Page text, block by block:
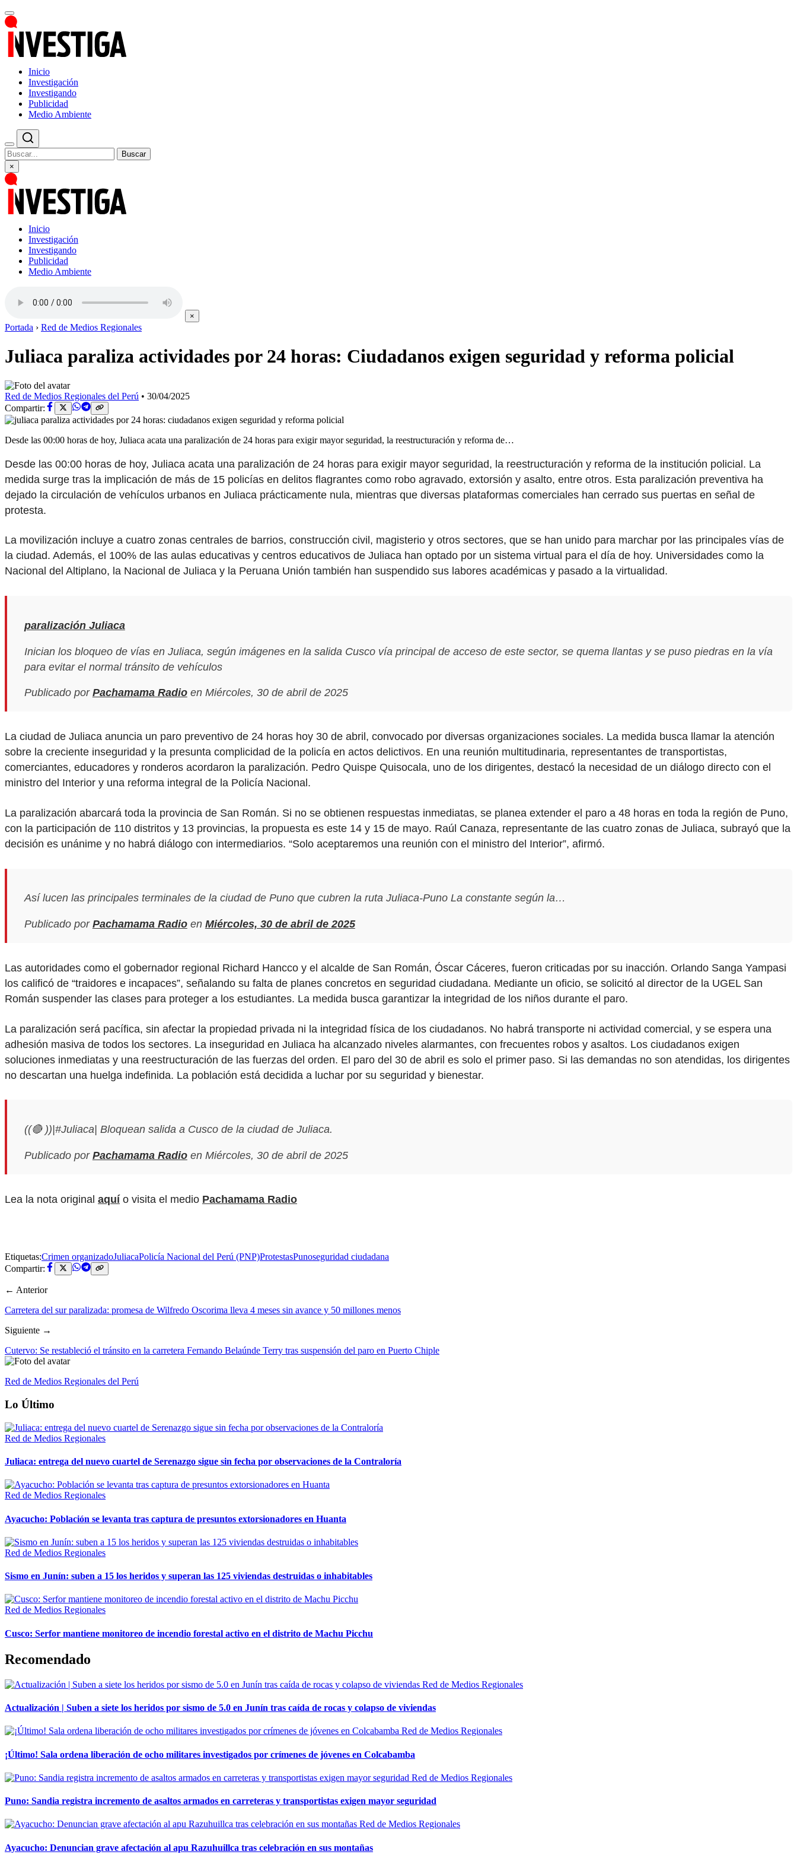
Inicio
Investigación
Investigando
Publicidad
Medio Ambiente
Buscar
×
Inicio
Investigación
Investigando
Publicidad
Medio Ambiente
×
Portada › Red de Medios Regionales
Juliaca paraliza actividades por 24 horas: Ciudadanos exigen seguridad y reforma policial
Red de Medios Regionales del Perú • 30/04/2025
Compartir:
Desde las 00:00 horas de hoy, Juliaca acata una paralización de 24 horas para exigir mayor seguridad, la reestructuración y reforma de…
Desde las 00:00 horas de hoy, Juliaca acata una paralización de 24 horas para exigir mayor seguridad, la reestructuración y reforma de la institución policial. La
medida surge tras la implicación de más de 15 policías en delitos flagrantes como robo agravado, extorsión y asalto, entre otros. Esta paralización preventiva ha
dejado la circulación de vehículos urbanos en Juliaca prácticamente nula, mientras que diversas plataformas comerciales han cerrado sus puertas en señal de
protesta.
La movilización incluye a cuatro zonas centrales de barrios, construcción civil, magisterio y otros sectores, que se han unido para marchar por las principales vías de
la ciudad. Además, el 100% de las aulas educativas y centros educativos de Juliaca han optado por un sistema virtual para el día de hoy. Universidades como la
Nacional del Altiplano, la Nacional de Juliaca y la Peruana Unión también han suspendido sus labores académicas y pasado a la virtualidad.
paralización Juliaca
Inician los bloqueo de vías en Juliaca, según imágenes en la salida Cusco vía principal de acceso de este sector, se quema llantas y se puso piedras en la vía
para evitar el normal tránsito de vehículos
Publicado por Pachamama Radioen Miércoles, 30 de abril de 2025
La ciudad de Juliaca anuncia un paro preventivo de 24 horas hoy 30 de abril, convocado por diversas organizaciones sociales. La medida busca llamar la atención
sobre la creciente inseguridad y la presunta complicidad de la policía en actos delictivos. En una reunión multitudinaria, representantes de transportistas,
comerciantes, educadores y ronderos acordaron la paralización. Pedro Quispe Quisocala, uno de los dirigentes, destacó la necesidad de un diálogo directo con el
ministro del Interior y una reforma integral de la Policía Nacional.
La paralización abarcará toda la provincia de San Román. Si no se obtienen respuestas inmediatas, se planea extender el paro a 48 horas en toda la región de Puno,
con la participación de 110 distritos y 13 provincias, la propuesta es este 14 y 15 de mayo. Raúl Canaza, representante de las cuatro zonas de Juliaca, subrayó que la
decisión es unánime y no habrá diálogo con intermediarios. “Solo aceptaremos una reunión con el ministro del Interior”, afirmó.
Así lucen las principales terminales de la ciudad de Puno que cubren la ruta Juliaca-Puno La constante según la…
Publicado por Pachamama Radioen Miércoles, 30 de abril de 2025
Las autoridades como el gobernador regional Richard Hancco y el alcalde de San Román, Óscar Cáceres, fueron criticadas por su inacción. Orlando Sanga Yampasi
los calificó de “traidores e incapaces”, señalando su falta de planes concretos en seguridad ciudadana. Mediante un oficio, se solicitó al director de la UGEL San
Román suspender las clases para proteger a los estudiantes. La medida busca garantizar la integridad de los niños durante el paro.
La paralización será pacífica, sin afectar la propiedad privada ni la integridad física de los ciudadanos. No habrá transporte ni actividad comercial, y se espera una
adhesión masiva de todos los sectores. La inseguridad en Juliaca ha alcanzado niveles alarmantes, con frecuentes robos y asaltos. Los ciudadanos exigen
soluciones inmediatas y una reestructuración de las fuerzas del orden. El paro del 30 de abril es solo el primer paso. Si las demandas no son atendidas, los dirigentes
no descartan una huelga indefinida. La población está decidida a luchar por su seguridad y bienestar.
((🔴 ))|#Juliaca| Bloquean salida a Cusco de la ciudad de Juliaca.
Publicado por Pachamama Radioen Miércoles, 30 de abril de 2025
Lea la nota original aquío visita el medio Pachamama Radio
Etiquetas:Crimen organizadoJuliacaPolicía Nacional del Perú (PNP)ProtestasPunoseguridad ciudadana
Compartir:
← Anterior
Carretera del sur paralizada: promesa de Wilfredo Oscorima lleva 4 meses sin avance y 50 millones menos
Siguiente →
Cutervo: Se restableció el tránsito en la carretera Fernando Belaúnde Terry tras suspensión del paro en Puerto Chiple
Red de Medios Regionales del Perú
Lo Último
Red de Medios Regionales
Juliaca: entrega del nuevo cuartel de Serenazgo sigue sin fecha por observaciones de la Contraloría
Red de Medios Regionales
Ayacucho: Población se levanta tras captura de presuntos extorsionadores en Huanta
Red de Medios Regionales
Sismo en Junín: suben a 15 los heridos y superan las 125 viviendas destruidas o inhabitables
Red de Medios Regionales
Cusco: Serfor mantiene monitoreo de incendio forestal activo en el distrito de Machu Picchu
Recomendado
Red de Medios Regionales
Actualización | Suben a siete los heridos por sismo de 5.0 en Junín tras caída de rocas y colapso de viviendas
Red de Medios Regionales
¡Último! Sala ordena liberación de ocho militares investigados por crímenes de jóvenes en Colcabamba
Red de Medios Regionales
Puno: Sandia registra incremento de asaltos armados en carreteras y transportistas exigen mayor seguridad
Red de Medios Regionales
Ayacucho: Denuncian grave afectación al apu Razuhuillca tras celebración en sus montañas